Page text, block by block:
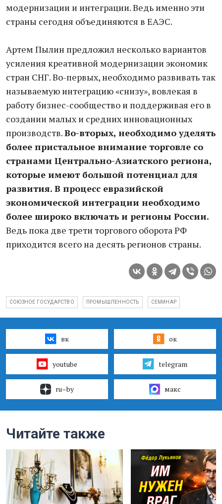
модернизации и интеграции. Ведь именно эти
страны сегодня объединяются в ЕАЭС.
Артем Пылин предложил несколько вариантов
усиления креативной модернизации экономик
стран СНГ. Во-первых, необходимо развивать так
называемую интеграцию «снизу», вовлекая в
работу бизнес-сообщество и поддерживая его в
создании малых и средних инновационных
производств.Во-вторых, необходимо уделять
более пристальное внимание торговле со
странами Центрально-Азиатского региона,
которые имеют большой потенциал для
развития. В процесс евразийской
экономической интеграции необходимо
более широко включать и регионы России.
Ведь пока две трети торгового оборота РФ
приходится всего на десять регионов страны.
СОЮЗНОЕ ГОСУДАРСТВО ПРОМЫШЛЕННОСТЬ СЕМИНАР
вк ок
youtube telegram
ru–by макс
Читайте также